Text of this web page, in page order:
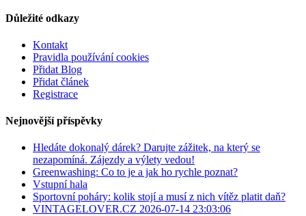
Důležité odkazy
Kontakt
Pravidla používání cookies
Přidat Blog
Přidat článek
Registrace
Nejnovější příspěvky
Hledáte dokonalý dárek? Darujte zážitek, na který se
nezapomíná. Zájezdy a výlety vedou!
Greenwashing: Co to je a jak ho rychle poznat?
Vstupní hala
Sportovní poháry: kolik stojí a musí z nich vítěz platit daň?
VINTAGELOVER.CZ 2026-07-14 23:03:06